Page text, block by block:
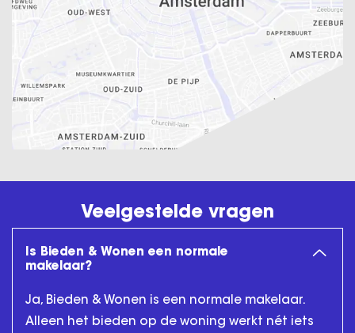
Veelgestelde vragen
Is Bieden & Wonen een normale
makelaar?
Ja, Bieden & Wonen is een normale makelaar.
Alleen het bieden op de woning werkt nét iets